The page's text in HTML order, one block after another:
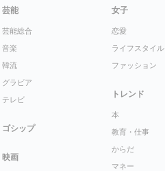
芸能
芸能総合
音楽
韓流
グラビア
テレビ
ゴシップ
映画
女子
恋愛
ライフスタイル
ファッション
トレンド
本
教育・仕事
からだ
マネー